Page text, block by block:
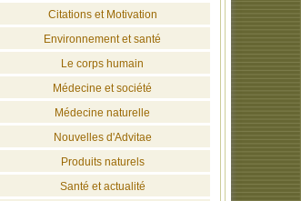
Citations et Motivation
Environnement et santé
Le corps humain
Médecine et société
Médecine naturelle
Nouvelles d'Advitae
Produits naturels
Santé et actualité